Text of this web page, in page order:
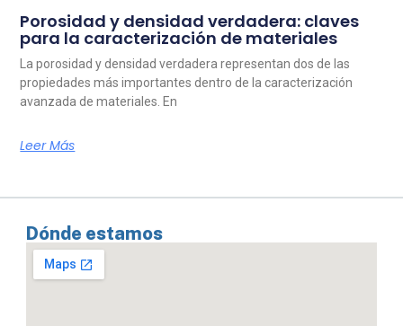
Porosidad y densidad verdadera: claves
para la caracterización de materiales
La porosidad y densidad verdadera representan dos de las
propiedades más importantes dentro de la caracterización
avanzada de materiales. En
Leer Más
Dónde estamos